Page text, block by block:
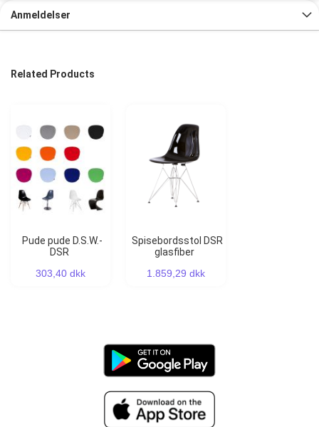
Anmeldelser
Related Products
Pude pude D.S.W.-
DSR
303,40 dkk
Spisebordsstol DSR
glasfiber
1.859,29 dkk